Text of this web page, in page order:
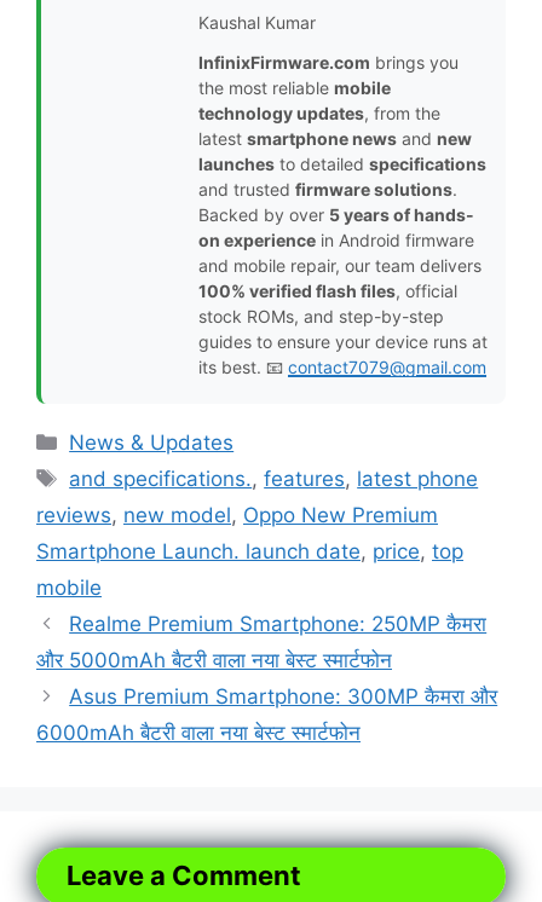
Kaushal Kumar
InfinixFirmware.com brings you
the most reliable mobile
technology updates, from the
latest smartphone news and new
launches to detailed specifications
and trusted firmware solutions.
Backed by over 5 years of hands-
on experience in Android firmware
and mobile repair, our team delivers
100% verified flash files, official
stock ROMs, and step-by-step
guides to ensure your device runs at
its best. 📧 contact7079@gmail.com
Categories
News & Updates
Tags
and specifications.,features, latest phone
reviews, new model, Oppo New Premium
Smartphone Launch. launch date, price, top
mobile
Realme Premium Smartphone: 250MP कैमरा
और 5000mAh बैटरी वाला नया बेस्ट स्मार्टफोन
Asus Premium Smartphone: 300MP कैमरा और
6000mAh बैटरी वाला नया बेस्ट स्मार्टफोन
Leave a Comment